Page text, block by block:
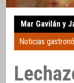
Mar Gavilán y
Noticias